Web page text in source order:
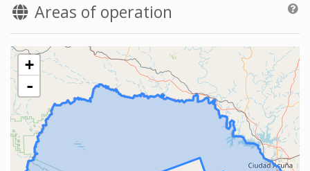
Areas of operation
+
-